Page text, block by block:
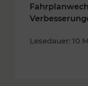
Lesedauer: 10